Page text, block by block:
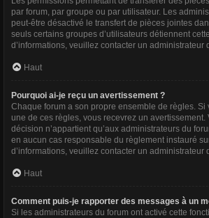
par forum, par groupe ou par utilisateur. Les
peut-être désactivé le transfert de pièces jointes
seuls certains groupes d’utilisateurs détiennent
d’informations, veuillez contacter un administrateur
Haut
Pourquoi ai-je reçu un avertissement ?
Chaque forum a son propre ensemble de règles. Si
une de ces règles, vous recevrez un avertissement.
décision n’appartient qu’aux administrateurs du
en aucun cas responsable du règlement instauré
d’informations, veuillez contacter un administrateur
Haut
Comment puis-je rapporter des messages à un
Si les administrateurs du forum ont activé cette